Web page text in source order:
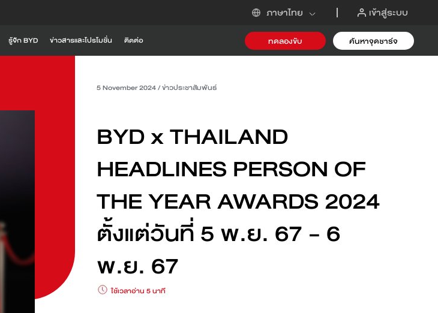
ภาษาไทย เข้าสู่ระบบ
BYD SEALION 5 DM-i
ดูเพิ่มเติม
BYD SEAL 6
ดูเพิ่มเติม
BYD SEAL
รู้จัก BYD
จาก BYD
ค้นหาสถานีชาร์จ
ข่าวสารและโปรโมชั่น ติดต่อ ทดลองขับ ค้นหาจุดชาร์จ
5 November 2024/ข่าวประชาสัมพันธ์
BYD x THAILAND
HEADLINES PERSON OF
THE YEAR AWARDS 2024
ตั้งแต่วันที่ 5 พ.ย. 67 - 6
พ.ย. 67
ใช้เวลาอ่าน 5 นาที